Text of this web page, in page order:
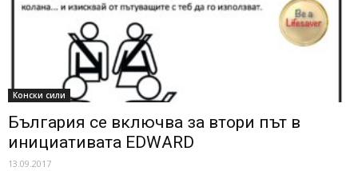
Конски сили
България се включва за втори път в
инициативата EDWARD
13.09.2017